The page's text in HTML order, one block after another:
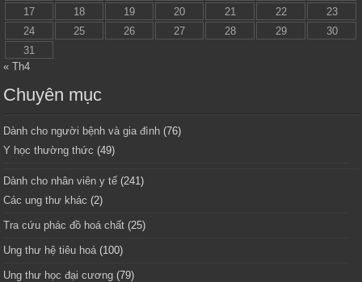
17
18 19 20 21 22
23
24
25 26 27 28 29
30
31
« Th4
Chuyên mục
Dành cho người bệnh và gia đình (76)
Y học thường thức (49)
Dành cho nhân viên y tế (241)
Các ung thư khác (2)
Tra cứu phác đồ hoá chất (25)
Ung thư hệ tiêu hoá (100)
Ung thư học đại cương (79)